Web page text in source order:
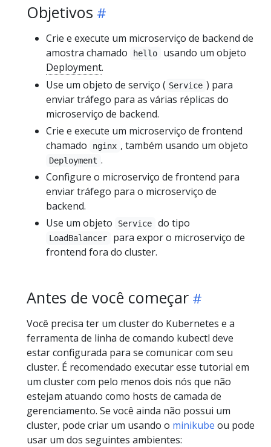
Objetivos
Crie e execute um microserviço de backend de
amostra chamado
hello
usando um objeto
Deployment.
Use um objeto de serviço ( Service ) para
enviar tráfego para as várias réplicas do
microserviço de backend.
Crie e execute um microserviço de frontend
chamado
nginx , também usando um objeto
Deployment .
Configure o microserviço de frontend para
enviar tráfego para o microserviço de
backend.
Use um objeto
Service do tipo
LoadBalancer
para expor o microserviço de
frontend fora do cluster.
Antes de você começar
Você precisa ter um cluster do Kubernetes e a
ferramenta de linha de comando kubectl deve
estar configurada para se comunicar com seu
cluster. É recomendado executar esse tutorial em
um cluster com pelo menos dois nós que não
estejam atuando como hosts de camada de
gerenciamento. Se você ainda não possui um
cluster, pode criar um usando o minikube ou pode
usar um dos seguintes ambientes: